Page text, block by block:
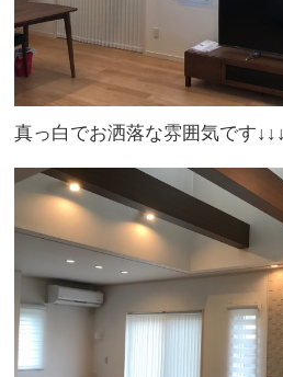
真っ白でお洒落な雰囲気です↓↓↓